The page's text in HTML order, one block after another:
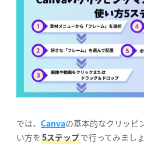
では、 Canvaの基本的なクリッピ
い方を 5ステップで行ってみましょ